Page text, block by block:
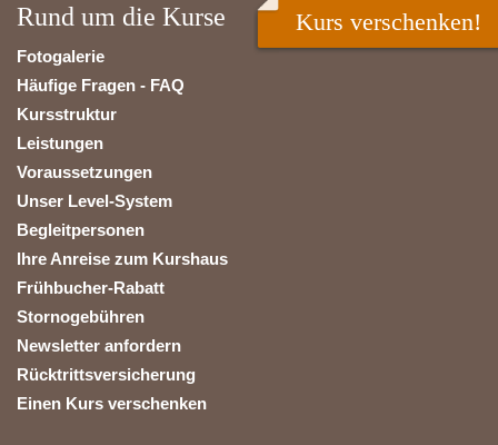
Rund um die Kurse
Fotogalerie
Häufige Fragen - FAQ
Kursstruktur
Leistungen
Voraussetzungen
Unser Level-System
Begleitpersonen
Ihre Anreise zum Kurshaus
Frühbucher-Rabatt
Stornogebühren
Newsletter anfordern
Rücktrittsversicherung
Einen Kurs verschenken
Kurs verschenken!